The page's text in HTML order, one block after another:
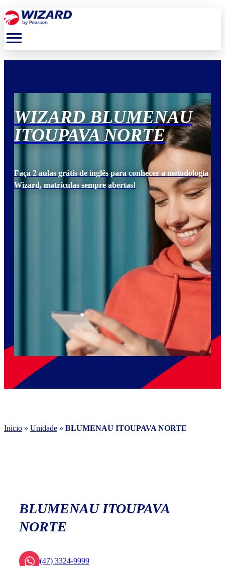
menu
WIZARD BLUMENAU
ITOUPAVA NORTE
Faça 2 aulas grátis de inglês para conhecer a metodologia
Wizard, matrículas sempre abertas!
Início » Unidade » BLUMENAU ITOUPAVA NORTE
BLUMENAU ITOUPAVA
NORTE
(47) 3324-9999